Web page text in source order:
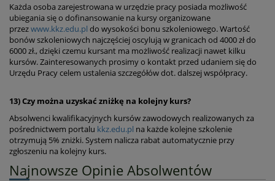
Każda osoba zarejestrowana w urzędzie pracy posiada możliwość
ubiegania się o dofinansowanie na kursy organizowane
przezwww.kkz.edu.pl do wysokości bonu szkoleniowego. Wartość
bonów szkoleniowych najczęściej oscylują w granicach od 4000 zł do
6000 zł., dzięki czemu kursant ma możliwość realizacji nawet kilku
kursów. Zainteresowanych prosimy o kontakt przed udaniem się do
Urzędu Pracy celem ustalenia szczegółów dot. dalszej współpracy.
13) Czy można uzyskać zniżkę na kolejny kurs?
Absolwenci kwalifikacyjnych kursów zawodowych realizowanych za
pośrednictwem portalu kkz.edu.pl na każde kolejne szkolenie
otrzymują 5% zniżki. System nalicza rabat automatycznie przy
zgłoszeniu na kolejny kurs.
Najnowsze Opinie Absolwentów